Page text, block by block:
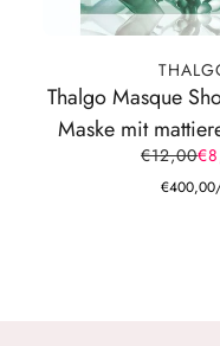
Thalgo Masque
Maske mit
€12,00
€400,00